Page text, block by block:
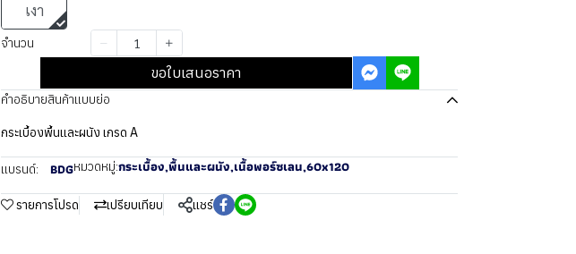
เงา
จำนวน
ขอใบเสนอราคา
คำอธิบายสินค้าแบบย่อ
กระเบื้องพื้นและผนัง เกรด A
แบรนด์: BDGหมวดหมู่:กระเบื้อง,พื้นและผนัง,เนื้อพอร์ซเลน,60x120
รายการโปรด เปรียบเทียบ แชร์